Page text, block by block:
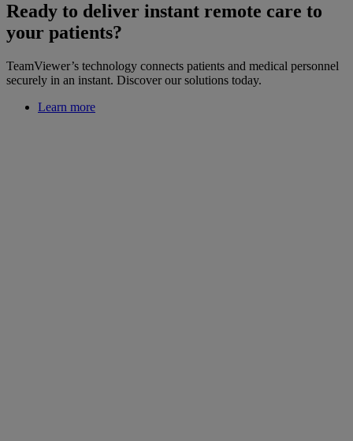
Ready to deliver instant remote care to
your patients?
TeamViewer’s technology connects patients and medical personnel
securely in an instant. Discover our solutions today.
Learn more